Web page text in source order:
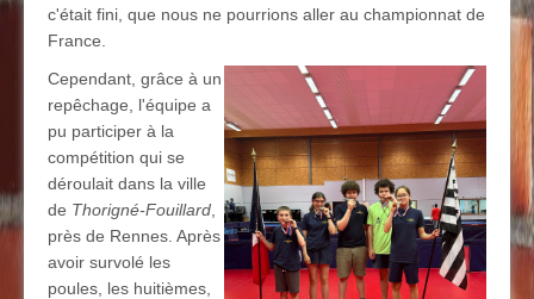
c'était fini, que nous ne pourrions aller au championnat de
France.
Cependant, grâce à un
repêchage, l'équipe a
pu participer à la
compétition qui se
déroulait dans la ville
de Thorigné-Fouillard
près de Rennes. Après
avoir survolé les
poules, les huitièmes,